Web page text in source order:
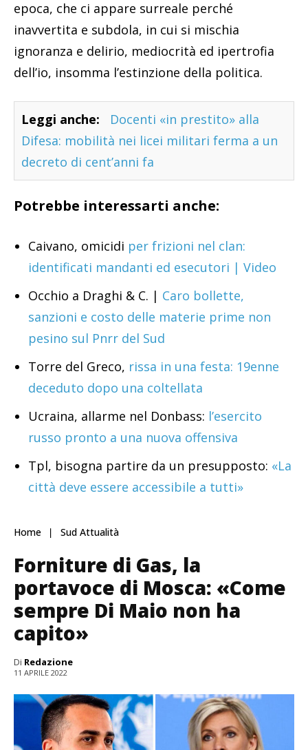
epoca, che ci appare surreale perché
inavvertita e subdola, in cui si mischia
ignoranza e delirio, mediocrità ed ipertrofia
dell’io, insomma l’estinzione della politica.
Leggi anche:
Docenti «in prestito» alla
Difesa: mobilità nei licei militari ferma a un
decreto di cent’anni fa
Potrebbe interessarti anche:
Caivano, omicidi per frizioni nel clan:
identificati mandanti ed esecutori | Video
Occhio a Draghi & C. | Caro bollette,
sanzioni e costo delle materie prime non
pesino sul Pnrr del Sud
Torre del Greco, rissa in una festa: 19enne
deceduto dopo una coltellata
Ucraina, allarme nel Donbass: l’esercito
russo pronto a una nuova offensiva
Tpl, bisogna partire da un presupposto: «La
città deve essere accessibile a tutti»
Home Sud Attualità
Forniture di Gas, la
portavoce di Mosca: «Come
sempre Di Maio non ha
capito»
Di Redazione
11 APRILE 2022